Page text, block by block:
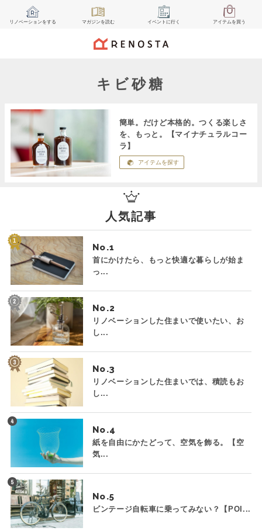
リノベーションをする マガジンを読む イベント に行く アイテムを買う
キビ砂糖
簡単。だけど本格的。つくる楽しさ
を、もっと。【マイナチュラルコー
ラ】
アイテムを探す
人気記事
No.
首にかけたら、もっと快適な暮らしが始ま
っ...
No.
リノベーションした住まいで使いたい、お
し...
No.
リノベーションした住まいでは、積読もお
し...
No.
紙を自由にかたどって、空気を飾る。【空
気...
No.
ビンテージ自転車に乗ってみない？【POI...